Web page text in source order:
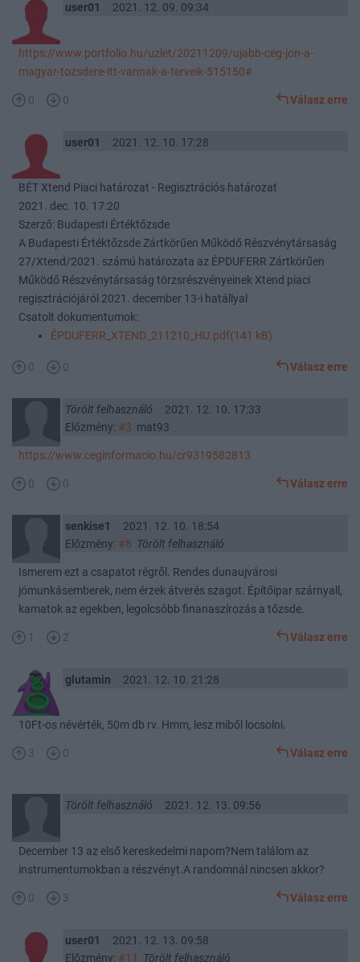
user01 2021. 12. 09. 09:34
https://www.portfolio.hu/uzlet/20211209/ujabb-ceg-jon-a-
magyar-tozsdere-itt-vannak-a-terveik-515150#
0 0 Válasz erre
user01 2021. 12. 10. 17:28
BÉT Xtend Piaci határozat - Regisztrációs határozat
2021. dec. 10. 17:20
Szerző: Budapesti Értéktőzsde
A Budapesti Értéktőzsde Zártkörűen Működő Részvénytársaság
27/Xtend/2021. számú határozata az ÉPDUFERR Zártkörűen
Működő Részvénytársaság törzsrészvényeinek Xtend piaci
regisztrációjáról 2021. december 13-i hatállyal
Csatolt dokumentumok:
ÉPDUFERR_XTEND_211210_HU.pdf(141 kB)
0 0 Válasz erre
Törölt felhasználó
2021. 12. 10. 17:33
Előzmény: #3 mat93
https://www.ceginformacio.hu/cr9319582813
0 0 Válasz erre
senkise1
2021. 12. 10. 18:54
Előzmény: #8 Törölt felhasználó
Ismerem ezt a csapatot régről. Rendes dunaujvárosi
jómunkásemberek, nem érzek átverés szagot. Építőipar szárnyall,
kamatok az egekben, legolcsóbb finanaszírozás a tőzsde.
1 2 Válasz erre
glutamin 2021. 12. 10. 21:28
10Ft-os névérték, 50m db rv. Hmm, lesz miből locsolni.
3 0 Válasz erre
Törölt felhasználó 2021. 12. 13. 09:56
December 13 az első kereskedelmi napom?Nem találom az
instrumentumokban a részvényt.A randomnál nincsen akkor?
0 3 Válasz erre
user01
2021. 12. 13. 09:58
Előzmény: #11 Törölt felhasználó